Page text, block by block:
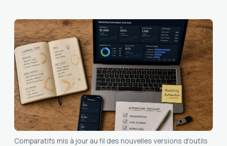
Comparatifs mis à jour au fil des nouvelles versions d'outils